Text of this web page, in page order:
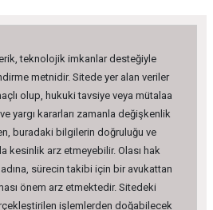
teknolojik imkanlar desteğiyle
metnidir. Sitede yer alan veriler
olup, hukuki tavsiye veya mütalaa
yargı kararları zamanla değişkenlik
buradaki bilgilerin doğruluğu ve
kesinlik arz etmeyebilir. Olası hak
adına, sürecin takibi için bir avukattan
önem arz etmektedir. Sitedeki
işlemlerden doğabilecek